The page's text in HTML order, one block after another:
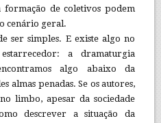
formação de coletivos podem
cenário geral.
ser simples. E existe algo no
a dramaturgia
algo abaixo da
almas penadas. Se os autores,
limbo, apesar da sociedade
descrever a situação da